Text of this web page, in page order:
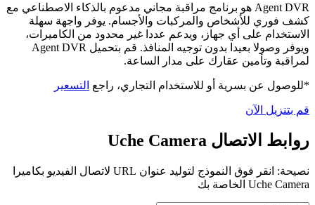
Agent DVR هو برنامج مراقبة مجاني مدعوم بالذكاء الاصطناعي مع
كشف فوري للأشخاص والمركبات والأجسام. يوفر واجهة سهلة
الاستخدام على أي جهاز، ويدعم عددا غير محدود من الكاميرات،
ويوفر وصولا بعيدا بدون توجيه المنافذ. قم بتحميل Agent DVR
لمراقبة وتأمين عقارك على مدار الساعة.
*للوصول عن بسرية أو للاستخدام التجاري، راجع التسعير
قم بتنزيل الآن
روابط الاتصال Uche Camera
نصيحة: انقر فوق النموذج لتوليد عنوان URL لاتصال الفيديو بكاميرا
Uche Camera الخاصة بك